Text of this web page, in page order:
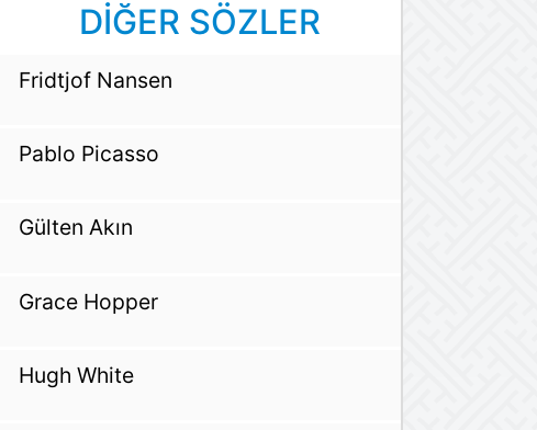
DİĞER SÖZLER
Fridtjof Nansen
Pablo Picasso
Gülten Akın
Grace Hopper
Hugh White